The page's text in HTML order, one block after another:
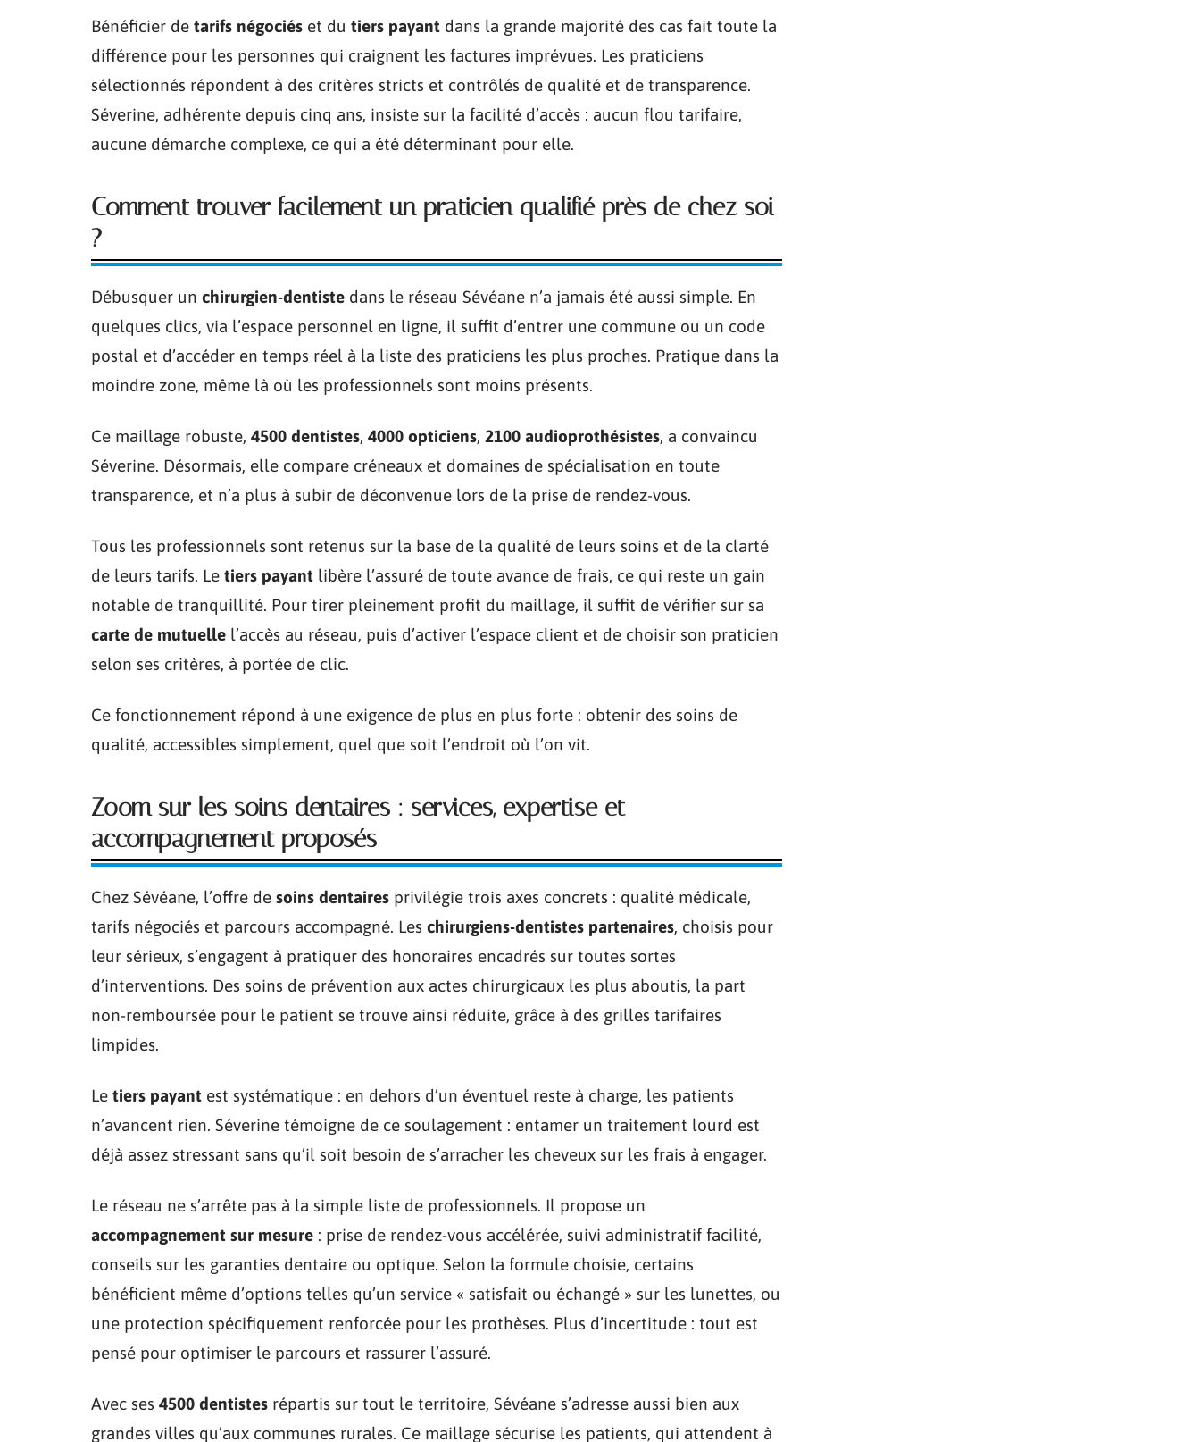
Bénéficier de tarifs négociés et du tiers payant dans la grande majorité des cas fait toute la
différence pour les personnes qui craignent les factures imprévues. Les praticiens
sélectionnés répondent à des critères stricts et contrôlés de qualité et de transparence.
Séverine, adhérente depuis cinq ans, insiste sur la facilité d’accès : aucun flou tarifaire,
aucune démarche complexe, ce qui a été déterminant pour elle.
Comment trouver facilement un praticien qualifié près de chez soi
?
Débusquer un chirurgien-dentiste dans le réseau Sévéane n’a jamais été aussi simple. En
quelques clics, via l’espace personnel en ligne, il suffit d’entrer une commune ou un code
postal et d’accéder en temps réel à la liste des praticiens les plus proches. Pratique dans la
moindre zone, même là où les professionnels sont moins présents.
Ce maillage robuste, 4500 dentistes, 4000 opticiens, 2100 audioprothésistes, a convaincu
Séverine. Désormais, elle compare créneaux et domaines de spécialisation en toute
transparence, et n’a plus à subir de déconvenue lors de la prise de rendez-vous.
Tous les professionnels sont retenus sur la base de la qualité de leurs soins et de la clarté
de leurs tarifs. Le tiers payant libère l’assuré de toute avance de frais, ce qui reste un gain
notable de tranquillité. Pour tirer pleinement profit du maillage, il suffit de vérifier sur sa
carte de mutuelle l’accès au réseau, puis d’activer l’espace client et de choisir son praticien
selon ses critères, à portée de clic.
Ce fonctionnement répond à une exigence de plus en plus forte : obtenir des soins de
qualité, accessibles simplement, quel que soit l’endroit où l’on vit.
Zoom sur les soins dentaires : services, expertise et
accompagnement proposés
Chez Sévéane, l’offre de soins dentaires privilégie trois axes concrets : qualité médicale,
tarifs négociés et parcours accompagné. Les chirurgiens-dentistes partenaires, choisis pour
leur sérieux, s’engagent à pratiquer des honoraires encadrés sur toutes sortes
d’interventions. Des soins de prévention aux actes chirurgicaux les plus aboutis, la part
non-remboursée pour le patient se trouve ainsi réduite, grâce à des grilles tarifaires
limpides.
Le tiers payant est systématique : en dehors d’un éventuel reste à charge, les patients
n’avancent rien. Séverine témoigne de ce soulagement : entamer un traitement lourd est
déjà assez stressant sans qu’il soit besoin de s’arracher les cheveux sur les frais à engager.
Le réseau ne s’arrête pas à la simple liste de professionnels. Il propose un
accompagnement sur mesure : prise de rendez-vous accélérée, suivi administratif facilité,
conseils sur les garanties dentaire ou optique. Selon la formule choisie, certains
bénéficient même d’options telles qu’un service « satisfait ou échangé » sur les lunettes, ou
une protection spécifiquement renforcée pour les prothèses. Plus d’incertitude : tout est
pensé pour optimiser le parcours et rassurer l’assuré.
Avec ses 4500 dentistes répartis sur tout le territoire, Sévéane s’adresse aussi bien aux
grandes villes qu’aux communes rurales. Ce maillage sécurise les patients, qui attendent à